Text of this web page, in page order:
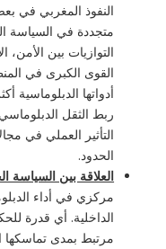
النفوذ المغربي في
متجددة في السياسة
التوازيات بين الأمن،
القوى الكبرى في
أدواتها
ربط الثقل
التأثير العملي في
الحدود.
العلاقة بين السياسة
مركزي في أداء
الداخلية. أي قدرة
مرتبط بمدى تماسكها